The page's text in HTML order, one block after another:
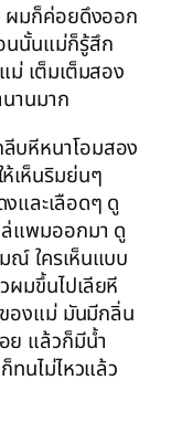
ผมก็ค่อยดึงออก
นนั้นแม่ก็รู้สึก
ม่ เต็มเต็มสอง
านมาก
บหีหนาโอมสอง
เห็นริมย่นๆ
และเลือดๆ ดู
ล่แพมออกมา ดู
ณ์ ใครเห็นแบบ
มขึ้นไปเลียหี
องแม่ มันมีกลิ่น
แล้วก็มีน้ำ
ทนไม่ไหวแล้ว